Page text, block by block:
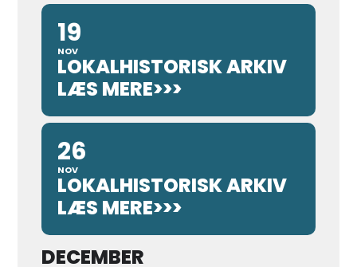
19
NOV
LOKALHISTORISK ARKIV
LÆS MERE>>>
26
NOV
LOKALHISTORISK ARKIV
LÆS MERE>>>
DECEMBER